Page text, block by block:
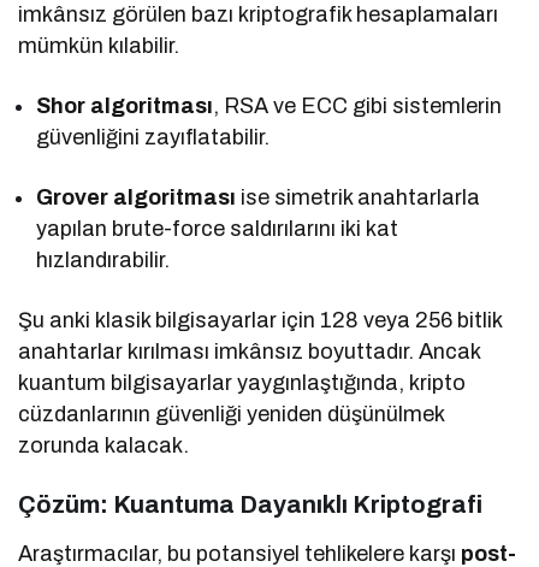
imkânsız görülen bazı kriptografik hesaplamaları
mümkün kılabilir.
Shor algoritması, RSA ve ECC gibi sistemlerin
güvenliğini zayıflatabilir.
Grover algoritması ise simetrik anahtarlarla
yapılan brute-force saldırılarını iki kat
hızlandırabilir.
Şu anki klasik bilgisayarlar için 128 veya 256 bitlik
anahtarlar kırılması imkânsız boyuttadır. Ancak
kuantum bilgisayarlar yaygınlaştığında, kripto
cüzdanlarının güvenliği yeniden düşünülmek
zorunda kalacak.
Çözüm: Kuantuma Dayanıklı Kriptografi
Araştırmacılar, bu potansiyel tehlikelere karşı post-